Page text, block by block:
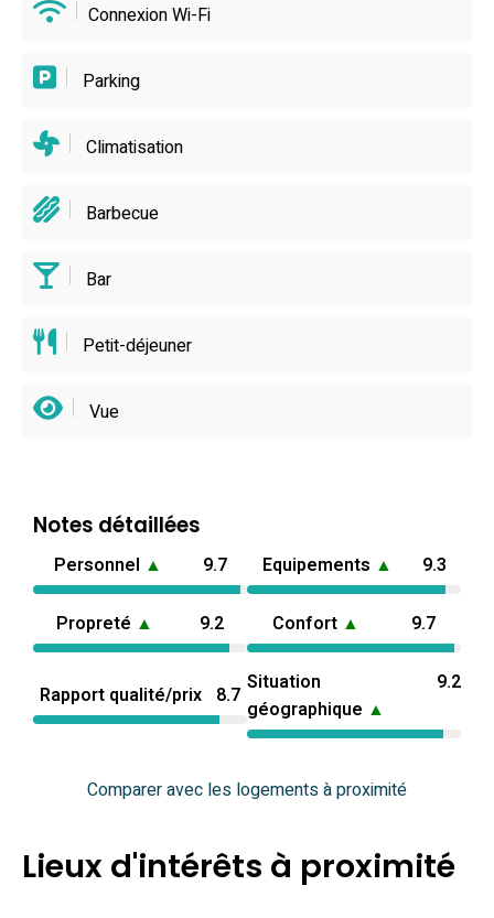
Connexion Wi-Fi
Parking
Climatisation
Barbecue
Bar
Petit-déjeuner
Vue
Notes détaillées
Personnel ▲ 9.7 Equipements ▲ 9.3
Propreté ▲ 9.2 Confort ▲ 9.7
Rapport qualité/prix 8.7
Situation
géographique ▲
9.2
Comparer avec les logements à proximité
Lieux d'intérêts à proximité